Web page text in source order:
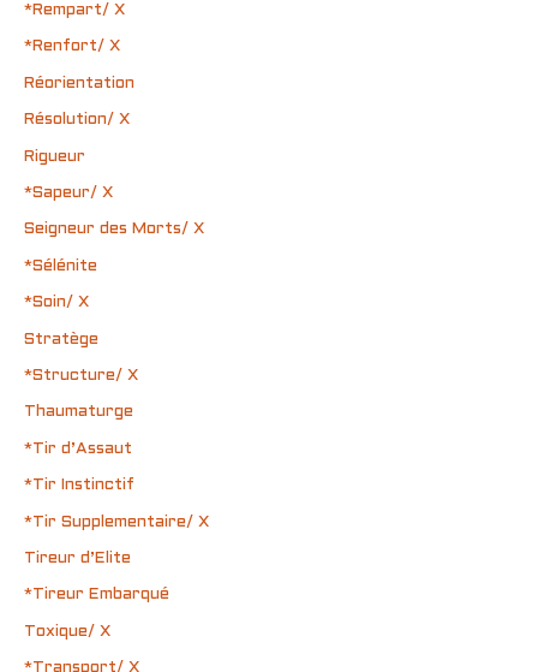
*Rempart/ X
*Renfort/ X
Réorientation
Résolution/ X
Rigueur
*Sapeur/ X
Seigneur des Morts/ X
*Sélénite
*Soin/ X
Stratège
*Structure/ X
Thaumaturge
*Tir d’Assaut
*Tir Instinctif
*Tir Supplementaire/ X
Tireur d’Elite
*Tireur Embarqué
Toxique/ X
*Transport/ X